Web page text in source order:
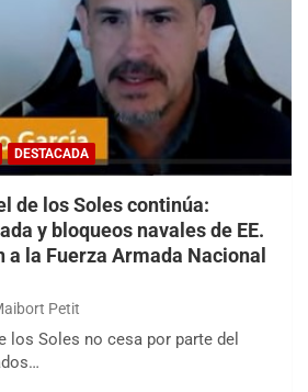
DESTACADA
de los Soles continúa:
y bloqueos navales de EE.
a la Fuerza Armada Nacional
Petit
los Soles no cesa por parte del